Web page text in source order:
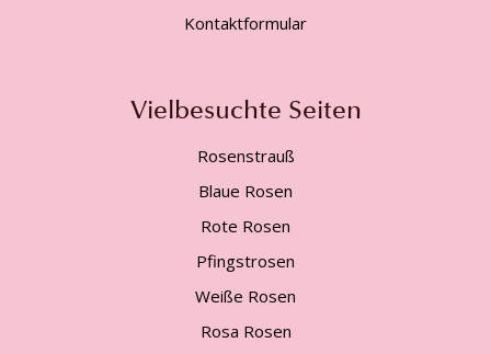
Kontaktformular
Vielbesuchte Seiten
Rosenstrauß
Blaue Rosen
Rote Rosen
Pfingstrosen
Weiße Rosen
Rosa Rosen